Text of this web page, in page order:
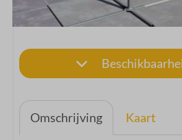
Omschrijving Kaart